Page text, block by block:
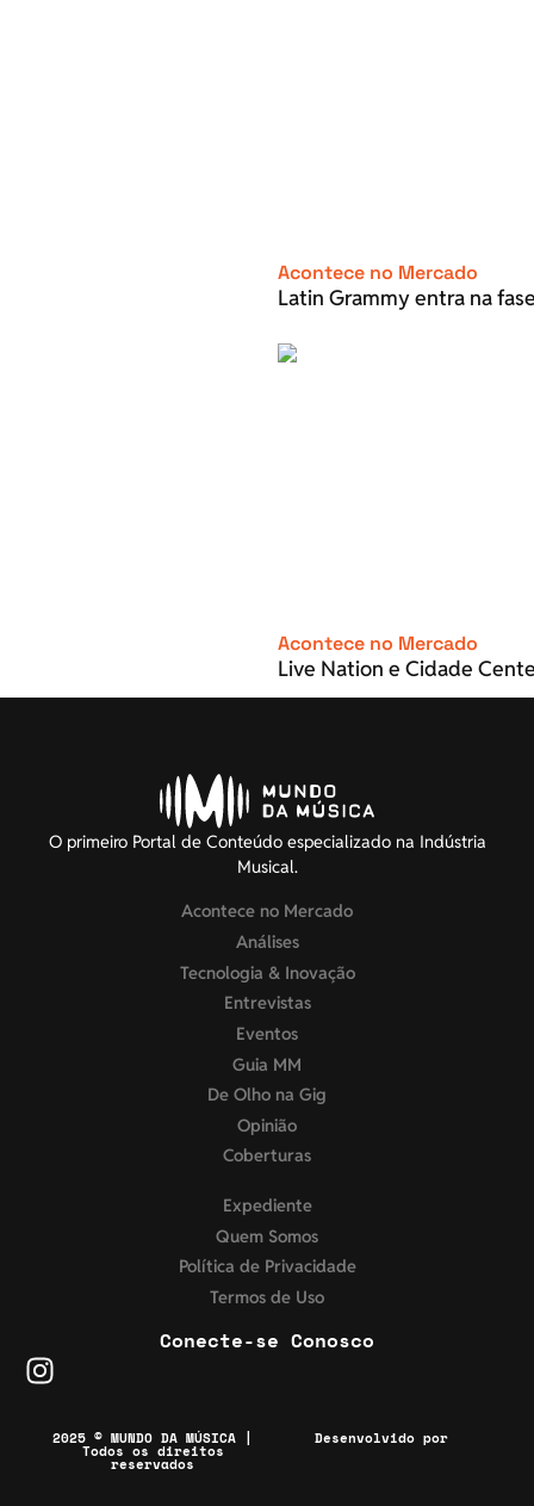
Acontece no Mercado
Latin Grammy entra na
Acontece no Mercado
Live Nation e Cidade
O primeiro Portal de Conteúdo especializado na Indústria
Musical.
Acontece no Mercado
Análises
Tecnologia & Inovação
Entrevistas
Eventos
Guia MM
De Olho na Gig
Opinião
Coberturas
Expediente
Quem Somos
Política de Privacidade
Termos de Uso
Conecte-se Conosco
2025 © MUNDO DA MÚSICA |
Todos os direitos
reservados
Desenvolvido por